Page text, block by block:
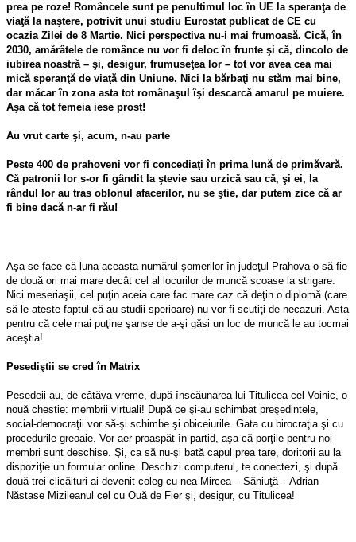
prea pe roze! Româncele sunt pe penultimul loc în UE la speranţa de
viaţă la naştere, potrivit unui studiu Eurostat publicat de CE cu
ocazia Zilei de 8 Martie. Nici perspectiva nu-i mai frumoasă. Cică, în
2030, amărâtele de românce nu vor fi deloc în frunte şi că, dincolo de
iubirea noastră – şi, desigur, frumuseţea lor – tot vor avea cea mai
mică speranţă de viaţă din Uniune. Nici la bărbaţi nu stăm mai bine,
dar măcar în zona asta tot românaşul îşi descarcă amarul pe muiere.
Aşa că tot femeia iese prost!
Au vrut carte şi, acum, n-au parte
Peste 400 de prahoveni vor fi concediaţi în prima lună de primăvară.
Că patronii lor s-or fi gândit la ştevie sau urzică sau că, şi ei, la
rândul lor au tras oblonul afacerilor, nu se ştie, dar putem zice că ar
fi bine dacă n-ar fi rău!
Aşa se face că luna aceasta numărul şomerilor în judeţul Prahova o să fie
de două ori mai mare decât cel al locurilor de muncă scoase la strigare.
Nici meseriaşii, cel puţin aceia care fac mare caz că deţin o diplomă (care
să le ateste faptul că au studii sperioare) nu vor fi scutiţi de necazuri. Asta
pentru că cele mai puţine şanse de a-şi găsi un loc de muncă le au tocmai
aceştia!
Pesediştii se cred în Matrix
Pesedeii au, de câtăva vreme, după înscăunarea lui Titulicea cel Voinic, o
nouă chestie: membrii virtuali! După ce şi-au schimbat preşedintele,
social-democraţii vor să-şi schimbe şi obiceiurile. Gata cu birocraţia şi cu
procedurile greoaie. Vor aer proaspăt în partid, aşa că porţile pentru noi
membri sunt deschise. Şi, ca să nu-şi bată capul prea tare, doritorii au la
dispoziţie un formular online. Deschizi computerul, te conectezi, şi după
două-trei clicăituri ai devenit coleg cu nea Mircea – Săniuţă – Adrian
Năstase Mizileanul cel cu Ouă de Fier şi, desigur, cu Titulicea!